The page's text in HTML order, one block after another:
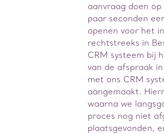
aanvraag doen
paar seconden
openen voor het
rechtstreeks in
CRM systeem bij
van de afspraak
met ons CRM
aangemaakt.
waarna we
proces nog niet
plaatsgevonden,